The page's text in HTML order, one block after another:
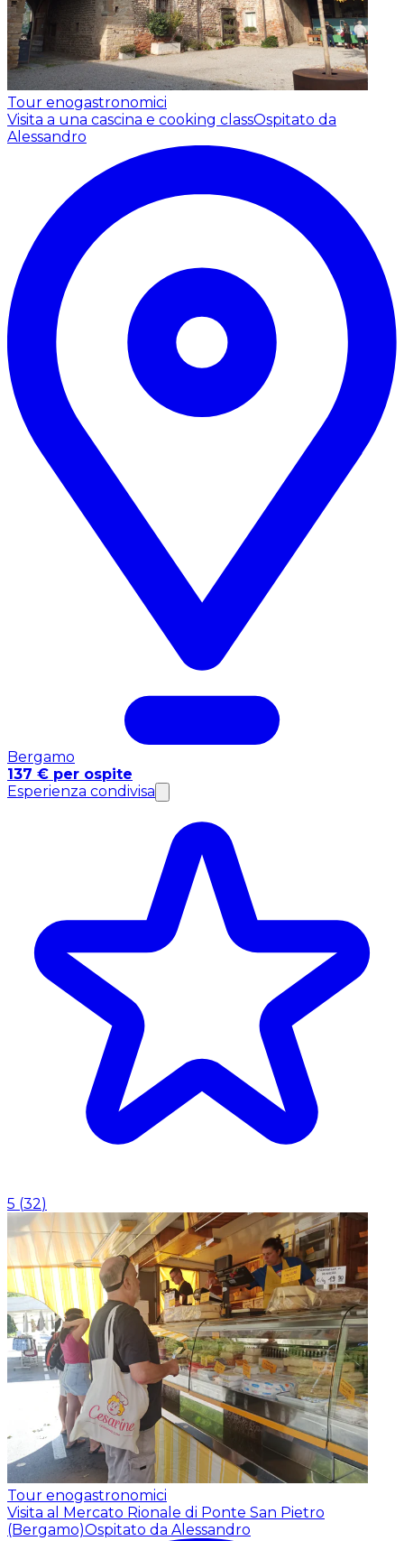
Tour enogastronomici
Visita a una cascina e cooking classOspitato da
Alessandro
Bergamo
137 € per ospite
Esperienza condivisa
5 (32)
Tour enogastronomici
Visita al Mercato Rionale di Ponte San Pietro
(Bergamo)Ospitato da Alessandro